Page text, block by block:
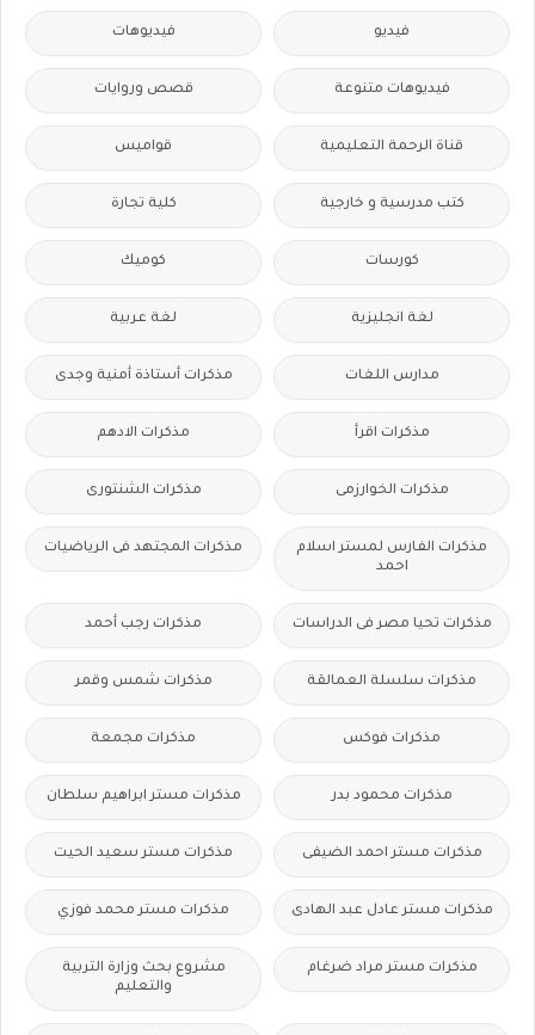
فيديو فيديوهات
فيديوهات متنوعة قصص وروايات
قناة الرحمة التعليمية قواميس
كتب مدرسية و خارجية كلية تجارة
كورسات كوميك
لغة انجليزية لغة عربية
مدارس اللغات مذكرات أستاذة أمنية وجدى
مذكرات اقرأ مذكرات الادهم
مذكرات الخوارزمى مذكرات الشنتورى
مذكرات الفارس لمستر اسلام
احمد
مذكرات المجتهد فى الرياضيات
مذكرات تحيا مصر فى الدراسات مذكرات رجب أحمد
مذكرات سلسلة العمالقة مذكرات شمس وقمر
مذكرات فوكس مذكرات مجمعة
مذكرات محمود بدر مذكرات مستر ابراهيم سلطان
مذكرات مستر احمد الضيفى مذكرات مستر سعيد الحيت
مذكرات مستر عادل عبد الهادى مذكرات مستر محمد فوزي
مذكرات مستر مراد ضرغام
مشروع بحث وزارة التربية
والتعليم